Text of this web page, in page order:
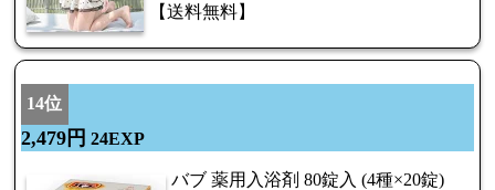
【送料無料】
14位
2,479円 24EXP
バブ 薬用入浴剤 80錠入 (4種×20錠)